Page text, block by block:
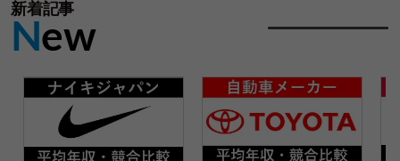
新着記事
New